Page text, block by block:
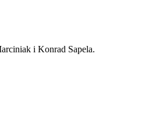
i Konrad Sapela.